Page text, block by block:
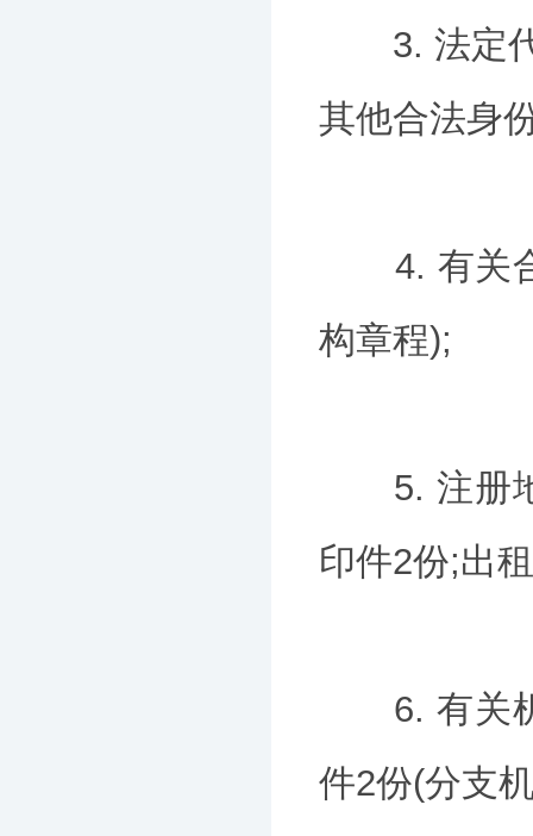
3. 法定代
其他合法身
4. 有关合
构章程);
5. 注册地
印件2份;出
6. 有关机
件2份(分支